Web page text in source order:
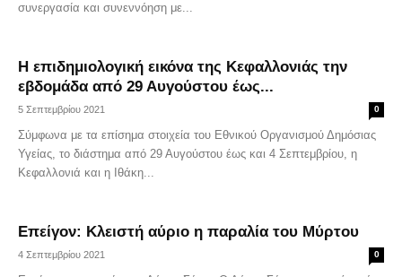
συνεργασία και συνεννόηση με...
Η επιδημιολογική εικόνα της Κεφαλλονιάς την
εβδομάδα από 29 Αυγούστου έως...
5 Σεπτεμβρίου 2021 0
Σύμφωνα με τα επίσημα στοιχεία του Εθνικού Οργανισμού Δημόσιας
Υγείας, το διάστημα από 29 Αυγούστου έως και 4 Σεπτεμβρίου, η
Κεφαλλονιά και η Ιθάκη...
Επείγον: Κλειστή αύριο η παραλία του Μύρτου
4 Σεπτεμβρίου 2021 0